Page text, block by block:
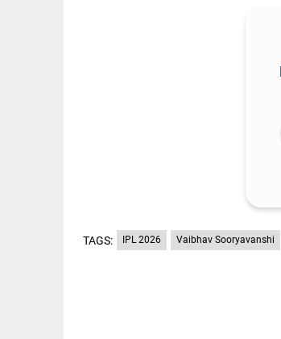
TAGS: IPL 2026 Vaibhav Sooryavanshi